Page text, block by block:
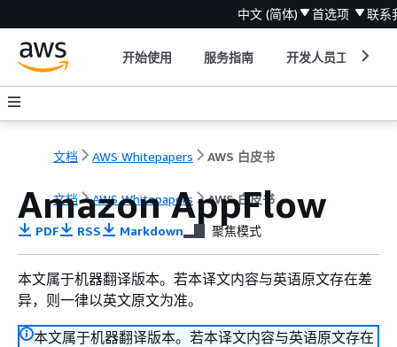
中文 (简体) 首选项 联系
开始使用 服务指南 开发人员工具
文档 AWS Whitepapers AWS 白皮书
文档 AWS Whitepapers AWS 白皮书
Amazon AppFlow
PDF RSS Markdown 聚焦模式
本文属于机器翻译版本。若本译文内容与英语原文存在差
异，则一律以英文原文为准。
本文属于机器翻译版本。若本译文内容与英语原文存在